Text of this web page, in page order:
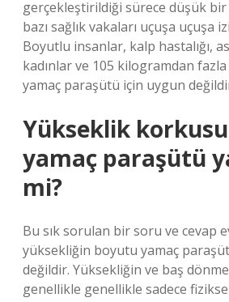
gerçekleştirildiği sürece düşük bir
bazı sağlık vakaları uçuşa uçuşa
Boyutlu insanlar, kalp hastalığı,
kadınlar ve 105 kilogramdan
yamaç paraşütü için uygun
Yükseklik
yamaç paraşütü
mi?
Bu sık sorulan bir soru ve cevap
yüksekliğin boyutu yamaç
değildir. Yüksekliğin ve baş
genellikle genellikle sadece